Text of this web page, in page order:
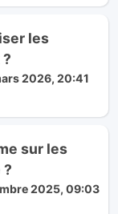
les
2026, 20:41
sur les
2025, 09:03